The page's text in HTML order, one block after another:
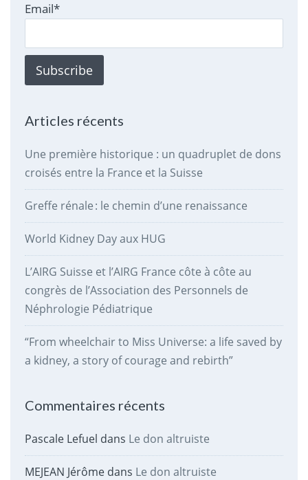
Email*
Articles récents
Une première historique : un quadruplet de dons
croisés entre la France et la Suisse
Greffe rénale : le chemin d’une renaissance
World Kidney Day aux HUG
L’AIRG Suisse et l’AIRG France côte à côte au
congrès de l’Association des Personnels de
Néphrologie Pédiatrique
“From wheelchair to Miss Universe: a life saved by
a kidney, a story of courage and rebirth”
Commentaires récents
Pascale Lefuel dans Le don altruiste
MEJEAN Jérômedans Le don altruiste